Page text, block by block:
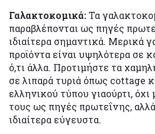
Γαλακτοκομικά:Τα
παραβλέπονται ως πηγές
ιδιαίτερα σημαντικά. Μερικά
προϊόντα είναι υψηλότερα σε
ό,τι άλλα. Προτιμήστε τα
σε λιπαρά τυριά όπως cottage
ελληνικού τύπου γιαούρτι,
τους ως πηγές πρωτεΐνης, αλλά
ιδιαίτερα εύγευστα.